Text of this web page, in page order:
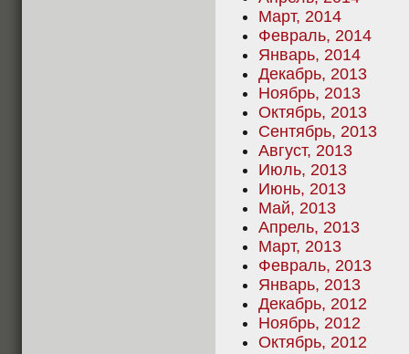
Март, 2014
Февраль, 2014
Январь, 2014
Декабрь, 2013
Ноябрь, 2013
Октябрь, 2013
Сентябрь, 2013
Август, 2013
Июль, 2013
Июнь, 2013
Май, 2013
Апрель, 2013
Март, 2013
Февраль, 2013
Январь, 2013
Декабрь, 2012
Ноябрь, 2012
Октябрь, 2012